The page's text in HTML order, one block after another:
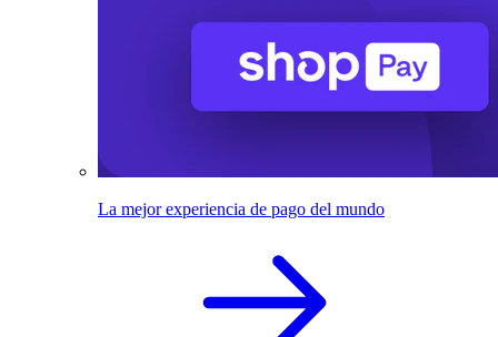
La mejor experiencia de pago del mundo